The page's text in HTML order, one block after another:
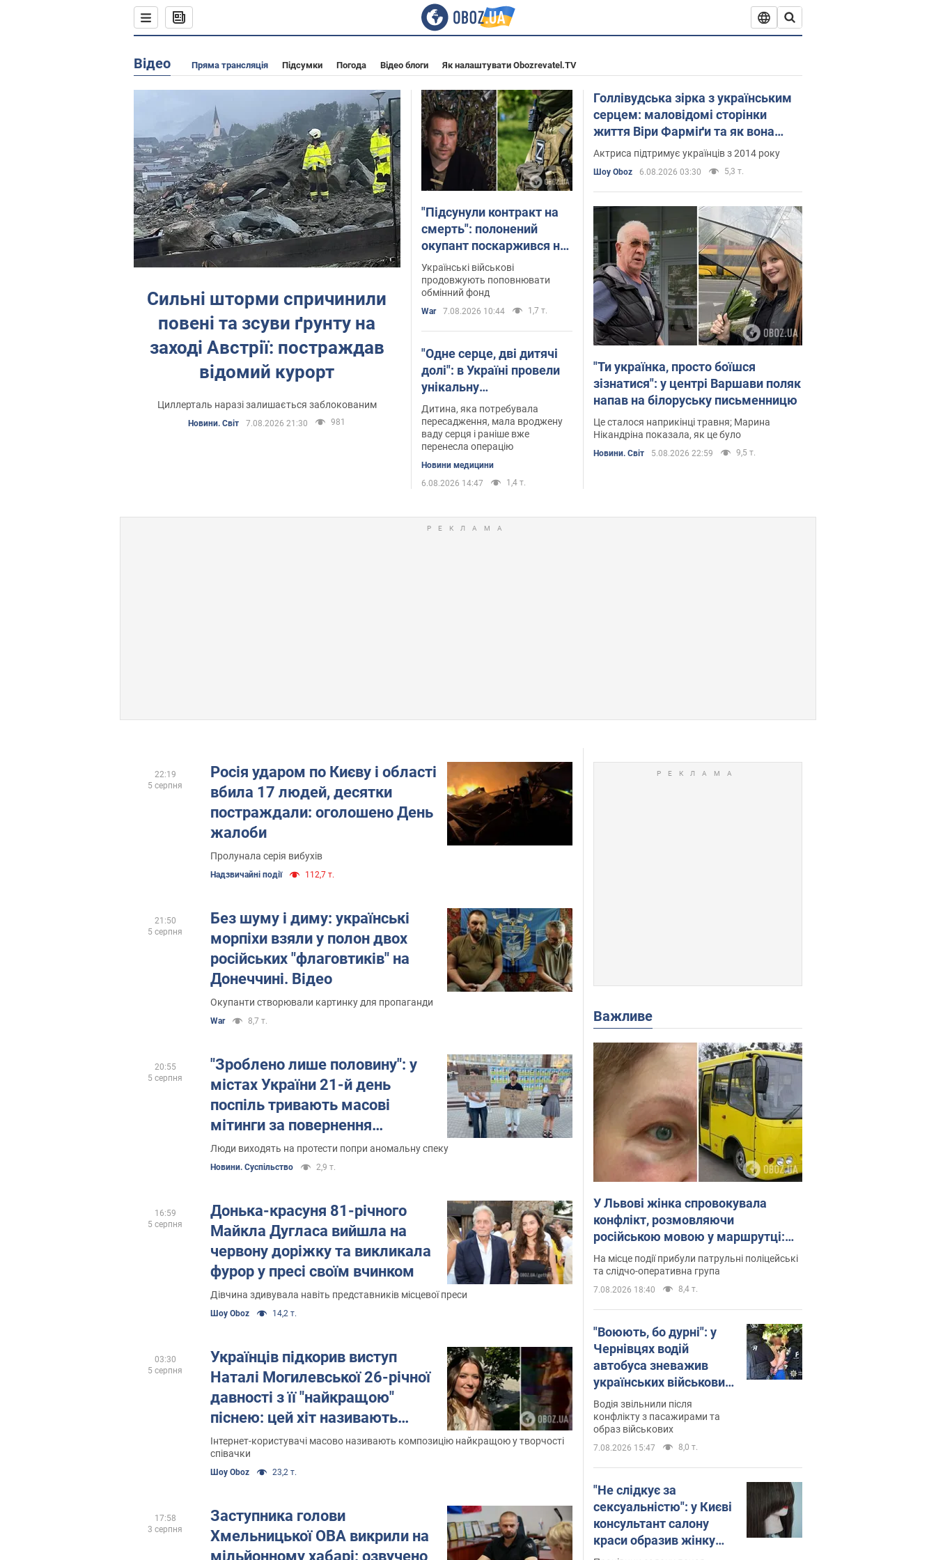
Відео Пряма трансляція Підсумки Погода Відео блоги Як налаштувати Obozrevatel.TV
Сильні шторми спричинили
повені та зсуви ґрунту на
заході Австрії: постраждав
відомий курорт
Циллерталь наразі залишається заблокованим
Новини. Світ 7.08.2026 21:30 981
"Підсунули контракт на
смерть": полонений
окупант поскаржився на
обман і знущання з боку
російського
командування. Відео
Українські військові
продовжують поповнювати
обмінний фонд
War 7.08.2026 10:44 1,7 т.
"Одне серце, дві дитячі
долі": в Україні провели
унікальну
трансплантацію. Відео
Дитина, яка потребувала
пересадження, мала вроджену
ваду серця і раніше вже
перенесла операцію
Новини медицини
6.08.2026 14:47
1,4 т.
Голлівудська зірка з українським
серцем: маловідомі сторінки
життя Віри Фарміґи та як вона
змушує американців не забувати
Актриса підтримує українців з 2014 року
Шоу Oboz 6.08.2026 03:30 5,3 т.
"Ти українка, просто боїшся
зізнатися": у центрі Варшави поляк
напав на білоруську письменницю
Це сталося наприкінці травня; Марина
Нікандріна показала, як це було
Новини. Світ 5.08.2026 22:59 9,5 т.
Росія ударом по Києву і області
вбила 17 людей, десятки
постраждали: оголошено День
жалоби
Пролунала серія вибухів
Надзвичайні події 112,7 т.
22:19
5 серпня
Без шуму і диму: українські
морпіхи взяли у полон двох
російських "флаговтиків" на
Донеччині. Відео
Окупанти створювали картинку для пропаганди
War 8,7 т.
21:50
5 серпня
"Зроблено лише половину": у
містах України 21-й день
поспіль тривають масові
мітинги за повернення
Федорова в МО. Фото і відео
Люди виходять на протести попри аномальну спеку
Новини. Суспільство 2,9 т.
20:55
5 серпня
Донька-красуня 81-річного
Майкла Дугласа вийшла на
червону доріжку та викликала
фурор у пресі своїм вчинком
Дівчина здивувала навіть представників місцевої преси
Шоу Oboz 14,2 т.
16:59
5 серпня
Українців підкорив виступ
Наталі Могилевської 26-річної
давності з її "найкращою"
піснею: цей хіт називають
"народним"
Інтернет-користувачі масово називають композицію найкращою у творчості
співачки
Шоу Oboz 23,2 т.
03:30
5 серпня
Заступника голови
Хмельницької ОВА викрили на
мільйонному хабарі: озвучено
17:58
3 серпня
Важливе
У Львові жінка спровокувала
конфлікт, розмовляючи
російською мовою у маршрутці:
поліція склала адмінпротокол.
Відео
На місце події прибули патрульні поліцейські
та слідчо-оперативна група
7.08.2026 18:40 8,4 т.
"Воюють, бо дурні": у
Чернівцях водій
автобуса зневажив
українських військових
і поплатився. Відео
Водія звільнили після
конфлікту з пасажирами та
образ військових
7.08.2026 15:47 8,0 т.
"Не слідкує за
сексуальністю": у Києві
консультант салону
краси образив жінку
після хімієтерапії,